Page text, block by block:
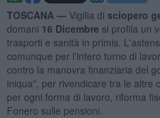
TOSCANA — Vigilia di sciopero
domani 16 Dicembre si profila un
trasporti e sanità in primis.
comunque per l'intero turno di
contro la manovra finanziaria del
iniqua", per rivendicare tra le altre
per ogni forma di lavoro, riforma
Fonero sulle pensioni.